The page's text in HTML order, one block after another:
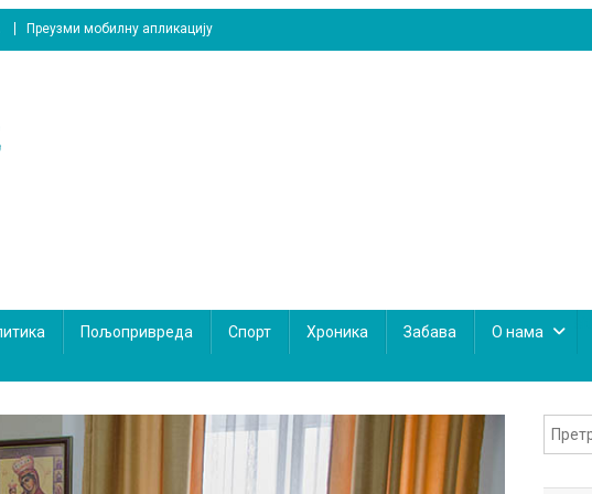
Преузми мобилну апликацију
Пољопривреда Спорт Хроника Забава О нама